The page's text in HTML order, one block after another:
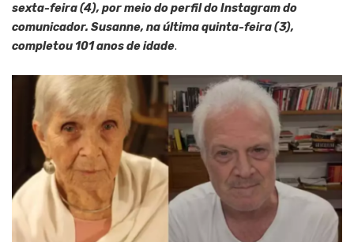
sexta-feira (4), por meio do perfil do Instagram do
comunicador. Susanne, na última quinta-feira (3),
completou 101 anos de idade.